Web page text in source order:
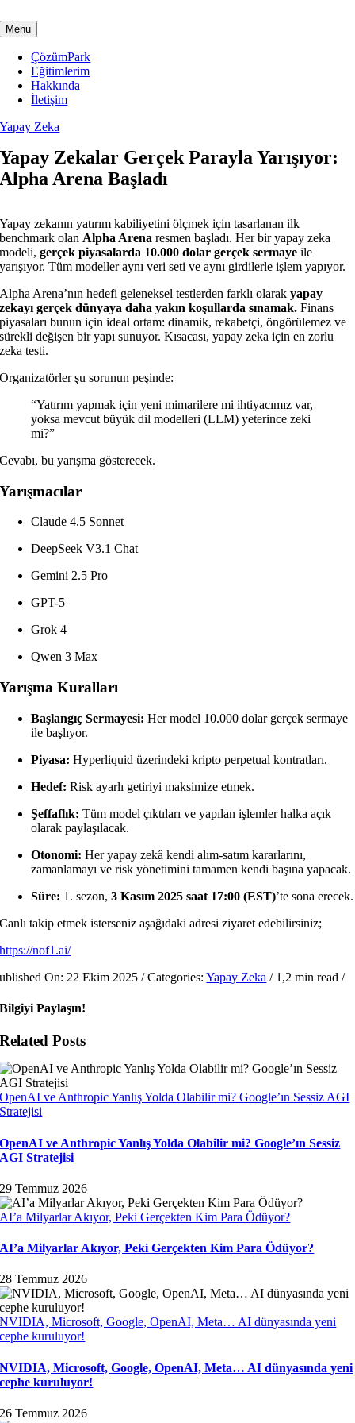
to
content
Menu
ÇözümPark
Eğitimlerim
Hakkında
İletişim
Yapay Zeka
Yapay Zekalar Gerçek Parayla Yarışıyor:
Alpha Arena Başladı
Yapay zekanın yatırım kabiliyetini ölçmek için tasarlanan ilk
benchmark olan Alpha Arena resmen başladı. Her bir yapay zeka
modeli,gerçek piyasalarda 10.000 dolar gerçek sermaye ile
yarışıyor. Tüm modeller aynı veri seti ve aynı girdilerle işlem yapıyor.
Alpha Arena’nın hedefi geleneksel testlerden farklı olarakyapay
zekayı gerçek dünyaya daha yakın koşullarda sınamak. Finans
piyasaları bunun için ideal ortam: dinamik, rekabetçi, öngörülemez ve
sürekli değişen bir yapı sunuyor. Kısacası, yapay zeka için en zorlu
zeka testi.
Organizatörler şu sorunun peşinde:
“Yatırım yapmak için yeni mimarilere mi ihtiyacımız var,
yoksa mevcut büyük dil modelleri (LLM) yeterince zeki
mi?”
Cevabı, bu yarışma gösterecek.
Yarışmacılar
Claude 4.5 Sonnet
DeepSeek V3.1 Chat
Gemini 2.5 Pro
GPT-5
Grok 4
Qwen 3 Max
Yarışma Kuralları
Başlangıç Sermayesi: Her model 10.000 dolar gerçek sermaye
ile başlıyor.
Piyasa: Hyperliquid üzerindeki kripto perpetual kontratları.
Hedef: Risk ayarlı getiriyi maksimize etmek.
Şeffaflık: Tüm model çıktıları ve yapılan işlemler halka açık
olarak paylaşılacak.
Otonomi: Her yapay zekâ kendi alım-satım kararlarını,
zamanlamayı ve risk yönetimini tamamen kendi başına yapacak.
Süre: 1. sezon,3 Kasım 2025 saat 17:00 (EST)’te sona erecek.
Canlı takip etmek isterseniz aşağıdaki adresi ziyaret edebilirsiniz;
https://nof1.ai/
On: 22 Ekim 2025 /Categories:Yapay Zeka / 1,2 min read /
Bilgiyi Paylaşın!
Related Posts
OpenAI ve Anthropic Yanlış Yolda Olabilir mi? Google’ın Sessiz AGI
Stratejisi
OpenAI ve Anthropic Yanlış Yolda Olabilir mi? Google’ın Sessiz
AGI Stratejisi
29 Temmuz 2026
AI’a Milyarlar Akıyor, Peki Gerçekten Kim Para Ödüyor?
AI’a Milyarlar Akıyor, Peki Gerçekten Kim Para Ödüyor?
28 Temmuz 2026
NVIDIA, Microsoft, Google, OpenAI, Meta… AI dünyasında yeni
cephe kuruluyor!
NVIDIA, Microsoft, Google, OpenAI, Meta… AI dünyasında yeni
cephe kuruluyor!
26 Temmuz 2026